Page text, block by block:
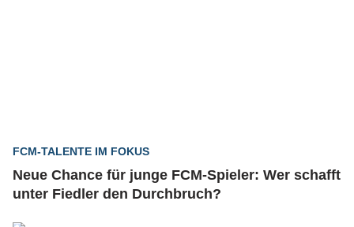
FCM-TALENTE IM FOKUS
Neue Chance für junge FCM-Spieler: Wer schafft
unter Fiedler den Durchbruch?